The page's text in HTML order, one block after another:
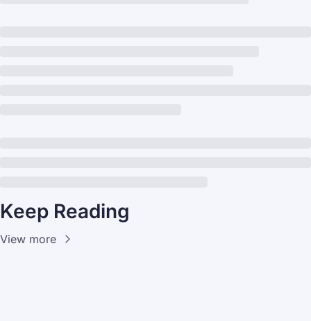
Keep Reading
View more